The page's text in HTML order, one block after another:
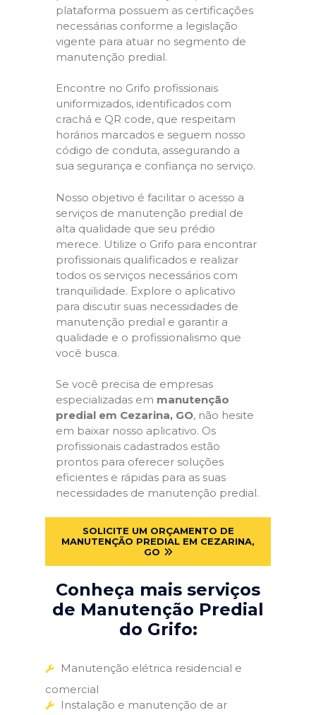
plataforma possuem as certificações
necessárias conforme a legislação
vigente para atuar no segmento de
manutenção predial.
Encontre no Grifo profissionais
uniformizados, identificados com
crachá e QR code, que respeitam
horários marcados e seguem nosso
código de conduta, assegurando a
sua segurança e confiança no serviço.
Nosso objetivo é facilitar o acesso a
serviços de manutenção predial de
alta qualidade que seu prédio
merece. Utilize o Grifo para encontrar
profissionais qualificados e realizar
todos os serviços necessários com
tranquilidade. Explore o aplicativo
para discutir suas necessidades de
manutenção predial e garantir a
qualidade e o profissionalismo que
você busca.
Se você precisa de empresas
especializadas em manutenção
predial em Cezarina, GO, não hesite
em baixar nosso aplicativo. Os
profissionais cadastrados estão
prontos para oferecer soluções
eficientes e rápidas para as suas
necessidades de manutenção predial.
SOLICITE UM ORÇAMENTO DE
MANUTENÇÃO PREDIAL EM CEZARINA,
GO
Conheça mais serviços
de Manutenção Predial
do Grifo:
Manutenção elétrica residencial e
comercial
Instalação e manutenção de ar